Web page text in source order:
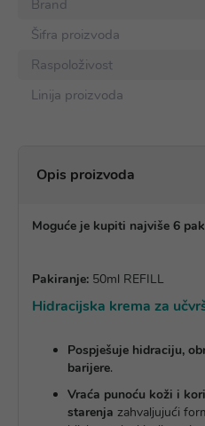
Brand
Šifra proizvoda
Raspoloživost
Linija proizvoda
Opis proizvoda
Moguće je kupiti najviše 6
Pakiranje: 50ml REFILL
Hidracijska krema za
Pospješuje hidraciju,
barijere.
Vraća punoću koži i
starenja zahvaljujući